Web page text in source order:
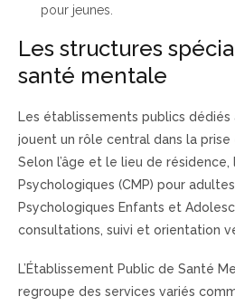
pour jeunes.
Les structures
santé mentale
Les établissements publics
jouent un rôle central dans la
Selon l’âge et le lieu de
Psychologiques (CMP) pour
Psychologiques Enfants et
consultations, suivi et orientation
L’Établissement Public de Santé
regroupe des services variés